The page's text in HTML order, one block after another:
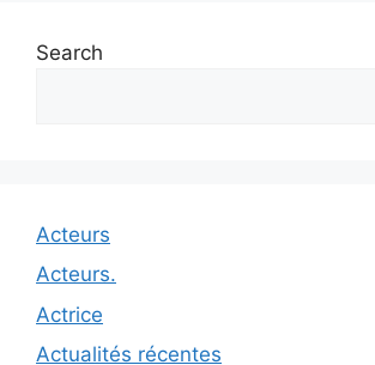
Search
Acteurs
Acteurs.
Actrice
Actualités récentes